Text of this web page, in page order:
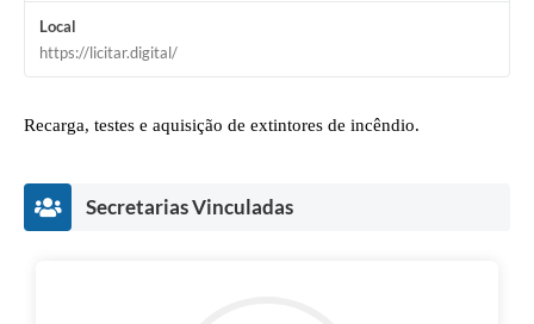
Local
https://licitar.digital/
Recarga, testes e aquisição de extintores de incêndio.
Secretarias Vinculadas